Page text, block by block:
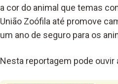
a cor do animal que temas
União Zoófila até promove
um ano de seguro para os
Nesta reportagem pode ouvir